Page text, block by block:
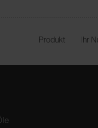
Produkt Ihr